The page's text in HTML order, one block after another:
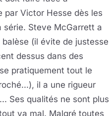
par Victor Hesse dès les
série. Steve McGarrett a
(il évite de justesse
dessus dans des
pratiquement tout le
il a une rigueur
Ses qualités ne sont plus
va mal. Malgré toutes